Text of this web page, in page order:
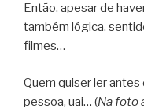
Então, apesar de
também lógica,
filmes…
Quem quiser ler
pessoa, uai… (Na foto